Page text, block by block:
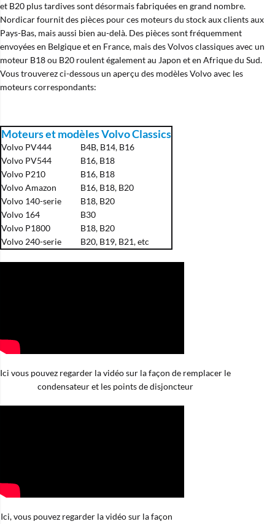
et B20 plus tardives sont désormais fabriquées en grand nombre.
Nordicar fournit des pièces pour ces moteurs du stock aux clients aux
Pays-Bas, mais aussi bien au-delà. Des pièces sont fréquemment
envoyées en Belgique et en France, mais des Volvos classiques avec un
moteur B18 ou B20 roulent également au Japon et en Afrique du Sud.
Vous trouverez ci-dessous un aperçu des modèles Volvo avec les
moteurs correspondants:
Moteurs et modèles Volvo Classics
Volvo PV444
B4B, B14, B16
Volvo PV544
B16, B18
Volvo P210
B16, B18
Volvo Amazon
B16, B18, B20
Volvo 140-serie
B18, B20
Volvo 164
B30
Volvo P1800
B18, B20
Volvo 240-serie
B20, B19, B21, etc
Ici vous pouvez regarder la vidéo sur la façon de remplacer le
condensateur et les points de disjoncteur
Ici, vous pouvez regarder la vidéo sur la façon